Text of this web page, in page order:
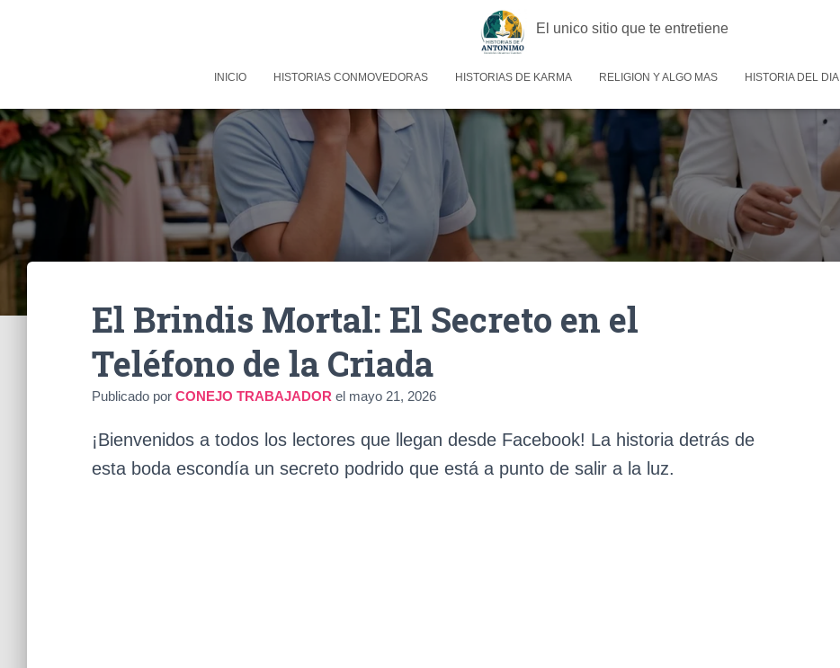
El unico sitio que te entretiene
INICIO HISTORIAS CONMOVEDORAS HISTORIAS DE KARMA RELIGION Y ALGO MAS HISTORIA DEL DIA
El Brindis Mortal: El Secreto en el
Teléfono de la Criada
Publicado por CONEJO TRABAJADOR el mayo 21, 2026
¡Bienvenidos a todos los lectores que llegan desde Facebook! La historia detrás de
esta boda escondía un secreto podrido que está a punto de salir a la luz.